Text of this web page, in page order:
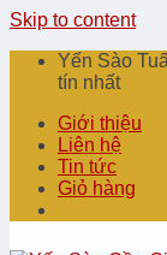
Skip to content
Yến Sào
tín nhất
Giới thiệu
Liên hệ
Tin tức
Giỏ hàng